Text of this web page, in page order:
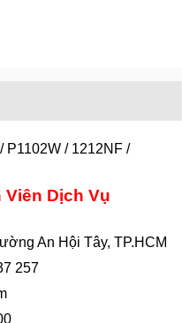
P1102W / 1212NF /
Viên Dịch Vụ
An Hội Tây, TP.HCM
257